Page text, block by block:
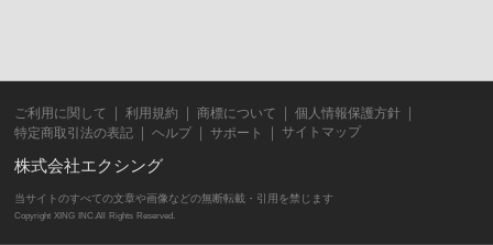
ご利用に関して 利用規約 商標について
個人情報保護方針
特定商取引法の表記
ヘルプ サポート サイトマップ
株式会社エクシング
当サイトのすべての文章や画像などの無断転載・引用を禁じます
Copyright XING INC.All Rights Reserved.